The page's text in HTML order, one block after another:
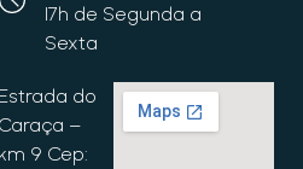
17h de Segunda a
Sexta
Estrada do
Caraça –
km 9 Cep: